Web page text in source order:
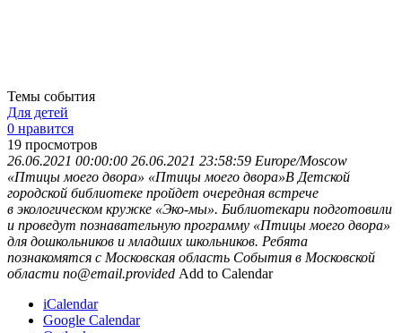
Темы события
Для детей
0 нравится
19 просмотров
26.06.2021 00:00:00 26.06.2021 23:58:59 Europe/Moscow
«Птицы моего двора» «Птицы моего двора»В Детской
городской библиотеке пройдет очередная встрече
в экологическом кружке «Эко-мы». Библиотекари подготовили
и проведут познавательную программу «Птицы моего двора»
для дошкольников и младших школьников. Ребята
познакомятся с Московская область События в Московской
области no@email.provided Add to Calendar
iCalendar
Google Calendar